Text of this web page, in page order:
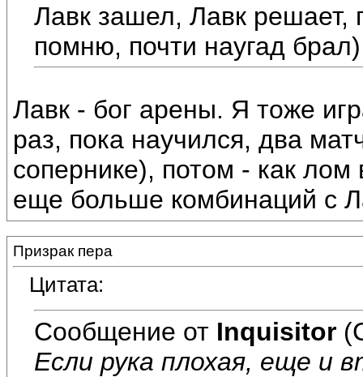
Лавк зашел, Лавк решает,
помню, почти наугад брал)
Лавк - бог арены. Я тоже
раз, пока научился, два
сопернике), потом - как
еще больше комбинаций с
Призрак пера
Цитата:
Сообщение от Inquisitor
Если рука плохая, еще и